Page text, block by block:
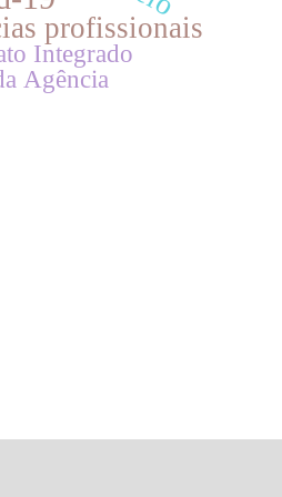
profissionais
Integrado
Agência